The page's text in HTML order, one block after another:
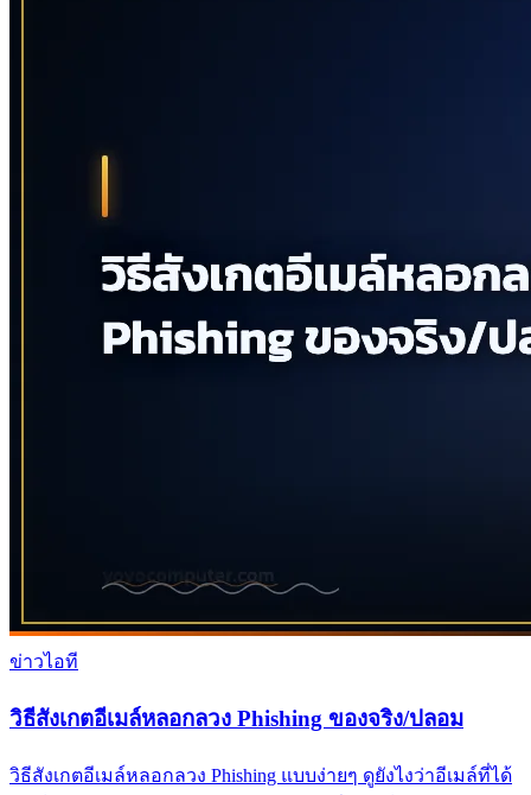
ข่าวไอที
วิธีสังเกตอีเมล์หลอกลวง Phishing ของจริง/ปลอม
วิธีสังเกตอีเมล์หลอกลวง Phishing แบบง่ายๆ ดูยังไงว่าอีเมล์ที่ได้